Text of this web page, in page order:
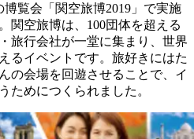
覧会「関空旅博2019」で実施
関空旅博は、100団体を超える
旅行会社が一堂に集まり、世界
るイベントです。旅好きにはた
の会場を回遊させることで、イ
ためにつくられました。